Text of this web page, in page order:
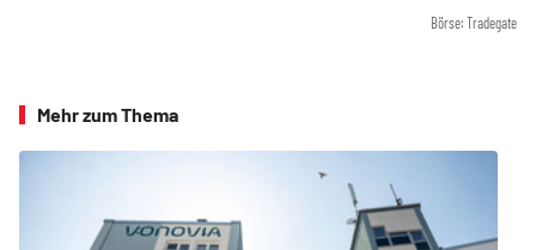
Börse: Tradegate
Mehr zum Thema